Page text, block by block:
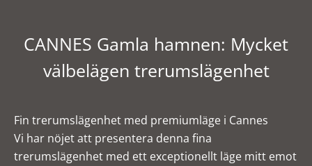
CANNES Gamla hamnen: Mycket
välbelägen trerumslägenhet
Fin trerumslägenhet med premiumläge i Cannes
Vi har nöjet att presentera denna fina
trerumslägenhet med ett exceptionellt läge mitt emot